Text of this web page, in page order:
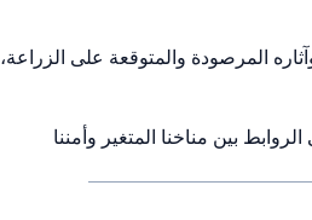
المرصودة والمتوقعة على الزراعة،
التقرير الضوء على الروابط بين مناخنا المتغير وأمننا